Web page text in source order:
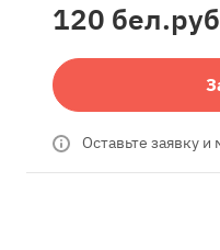
120 бел.
Оставьте заявку